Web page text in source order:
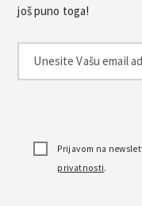
još puno toga!
Prijavom na
privatnosti.